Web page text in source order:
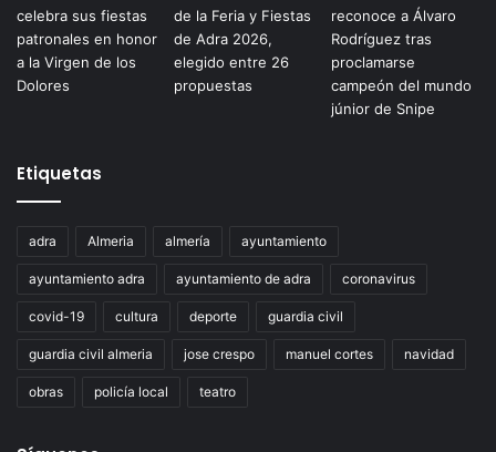
Etiquetas
adra Almeria almería ayuntamiento
ayuntamiento adra ayuntamiento de adra coronavirus
covid-19 cultura deporte guardia civil
guardia civil almeria jose crespo manuel cortes navidad
obras policía local teatro